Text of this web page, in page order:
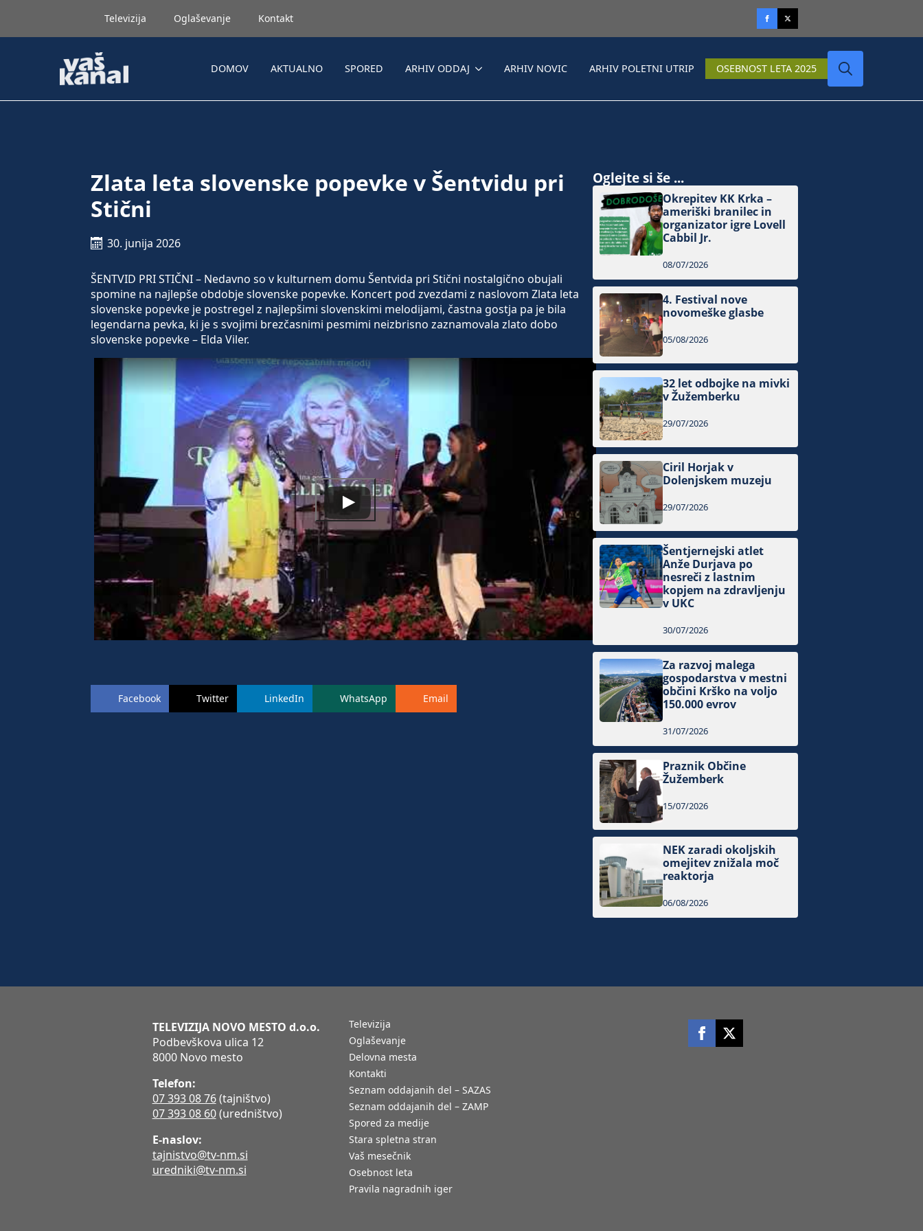
Televizija Oglaševanje Kontakt
DOMOV AKTUALNO SPORED ARHIV ODDAJ ARHIV NOVIC ARHIV POLETNI UTRIP OSEBNOST LETA 2025
Zlata leta slovenske popevke v Šentvidu pri
Stični
30. junija 2026
ŠENTVID PRI STIČNI – Nedavno so v kulturnem domu Šentvida pri Stični nostalgično obujali
spomine na najlepše obdobje slovenske popevke. Koncert pod zvezdami z naslovom Zlata leta
slovenske popevke je postregel z najlepšimi slovenskimi melodijami, častna gostja pa je bila
legendarna pevka, ki je s svojimi brezčasnimi pesmimi neizbrisno zaznamovala zlato dobo
slovenske popevke – Elda Viler.
Facebook Twitter LinkedIn WhatsApp Email
Oglejte si še ...
Okrepitev KK Krka –
ameriški branilec in
organizator igre Lovell
Cabbil Jr.
08/07/2026
4. Festival nove
novomeške glasbe
05/08/2026
32 let odbojke na mivki
v Žužemberku
29/07/2026
Ciril Horjak v
Dolenjskem muzeju
29/07/2026
Šentjernejski atlet
Anže Durjava po
nesreči z lastnim
kopjem na zdravljenju
v UKC
30/07/2026
Za razvoj malega
gospodarstva v mestni
občini Krško na voljo
150.000 evrov
31/07/2026
Praznik Občine
Žužemberk
15/07/2026
NEK zaradi okoljskih
omejitev znižala moč
reaktorja
06/08/2026
TELEVIZIJA NOVO MESTO d.o.o.
Podbevškova ulica 12
8000 Novo mesto
Telefon:
07 393 08 76(tajništvo)
07 393 08 60(uredništvo)
E-naslov:
tajnistvo@tv-nm.si
uredniki@tv-nm.si
Televizija
Oglaševanje
Delovna mesta
Kontakti
Seznam oddajanih del – SAZAS
Seznam oddajanih del – ZAMP
Spored za medije
Stara spletna stran
Vaš mesečnik
Osebnost leta
Pravila nagradnih iger